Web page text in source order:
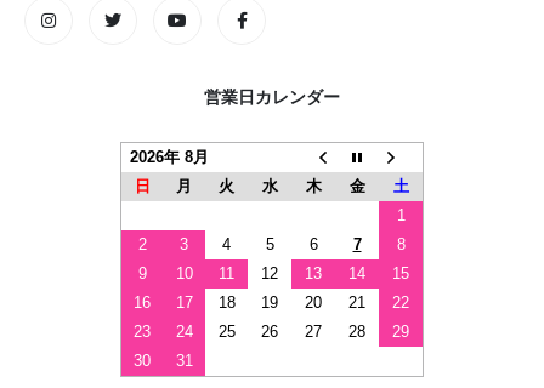
営業日カレンダー
2026年 8月
日
月 火 水 木 金
土
1
2
3 4 5 6 7
8
9
10 11 12 13 14
15
16
17 18 19 20 21
22
23
24 25 26 27 28
29
30
31